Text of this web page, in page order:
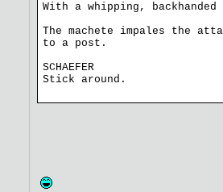
With a whipping, backhanded
The machete impales the
to a post.
SCHAEFER
Stick around.